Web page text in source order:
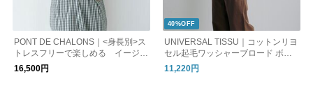
PONT DE CHALONS｜<身長別>ス
トレスフリーで楽しめる イージー
サロペット
16,500円
40%OFF
UNIVERSAL TISSU｜コットンリヨ
セル起毛ワッシャーブロード ボー
トネック サロペットパンツ ut260pt
009
11,220円